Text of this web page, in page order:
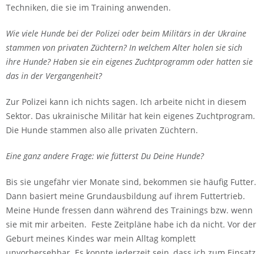
Techniken, die sie im Training anwenden.
Wie viele Hunde bei der Polizei oder beim Militärs in der Ukraine
stammen von privaten Züchtern? In welchem Alter holen sie sich
ihre Hunde? Haben sie ein eigenes Zuchtprogramm oder hatten sie
das in der Vergangenheit?
Zur Polizei kann ich nichts sagen. Ich arbeite nicht in diesem
Sektor. Das ukrainische Militär hat kein eigenes Zuchtprogram.
Die Hunde stammen also alle privaten Züchtern.
Eine ganz andere Frage: wie fütterst Du Deine Hunde?
Bis sie ungefähr vier Monate sind, bekommen sie häufig Futter.
Dann basiert meine Grundausbildung auf ihrem Futtertrieb.
Meine Hunde fressen dann während des Trainings bzw. wenn
sie mit mir arbeiten. Feste Zeitpläne habe ich da nicht. Vor der
Geburt meines Kindes war mein Alltag komplett